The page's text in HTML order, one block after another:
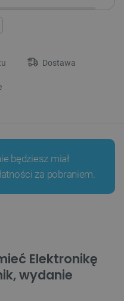
Dostawa
będziesz miał
za pobraniem.
Elektronikę
wydanie